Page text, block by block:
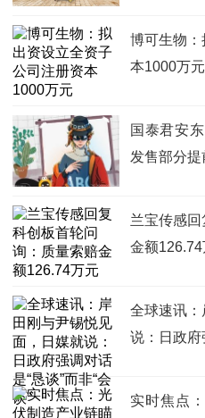
博可生物
本1000万元
国泰君安
发售部分
兰宝传感
金额126.74
全球速讯
说：日政府
实时焦点